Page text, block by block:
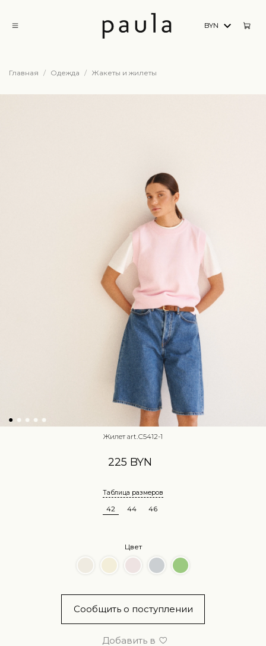
BYN
Главная Одежда Жакеты и жилеты
Жилет art.С5412-1
225 BYN
Таблица размеров
42 44 46
Цвет
Сообщить о поступлении
Добавить в